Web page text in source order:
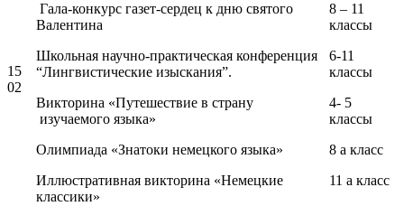
15
02
Гала-конкурс газет-сердец к дню святого
Валентина
Школьная научно-практическая конференция
“Лингвистические изыскания”.
Викторина «Путешествие в страну
изучаемого языка»
Олимпиада «Знатоки немецкого языка»
Иллюстративная викторина «Немецкие
классики»
8 – 11
классы
6-11
классы
4- 5
классы
8 а класс
11 а класс